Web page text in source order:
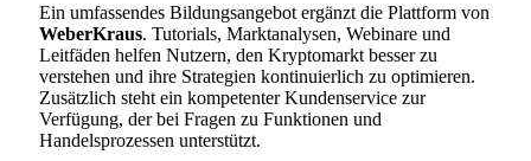
Ein umfassendes Bildungsangebot ergänzt die Plattform von
WeberKraus. Tutorials, Marktanalysen, Webinare und
Leitfäden helfen Nutzern, den Kryptomarkt besser zu
verstehen und ihre Strategien kontinuierlich zu optimieren.
Zusätzlich steht ein kompetenter Kundenservice zur
Verfügung, der bei Fragen zu Funktionen und
Handelsprozessen unterstützt.